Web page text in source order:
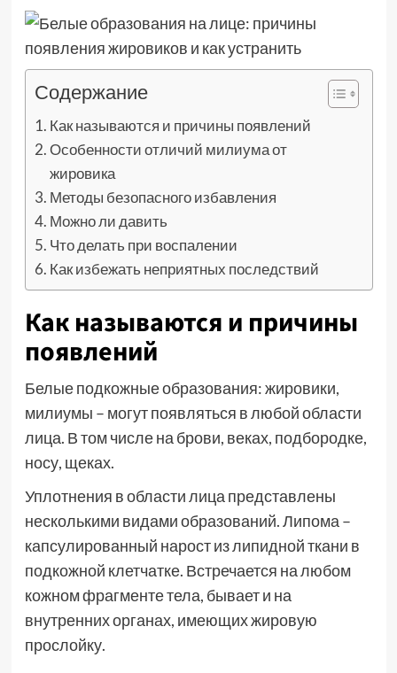
Содержание
Как называются и причины появлений
Особенности отличий милиума от
жировика
Методы безопасного избавления
Можно ли давить
Что делать при воспалении
Как избежать неприятных последствий
Как называются и причины
появлений
Белые подкожные образования: жировики,
милиумы – могут появляться в любой области
лица. В том числе на брови, веках, подбородке,
носу, щеках.
Уплотнения в области лица представлены
несколькими видами образований. Липома –
капсулированный нарост из липидной ткани в
подкожной клетчатке. Встречается на любом
кожном фрагменте тела, бывает и на
внутренних органах, имеющих жировую
прослойку.